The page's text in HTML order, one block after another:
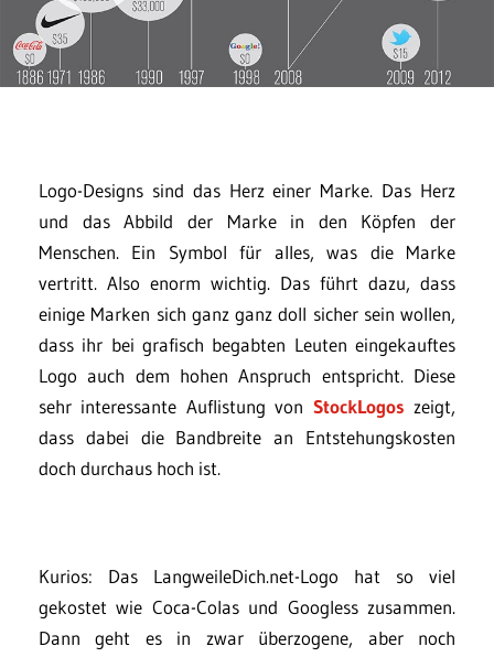
Logo-Designs sind das Herz einer Marke. Das Herz
und das Abbild der Marke in den Köpfen der
Menschen. Ein Symbol für alles, was die Marke
vertritt. Also enorm wichtig. Das führt dazu, dass
einige Marken sich ganz ganz doll sicher sein wollen,
dass ihr bei grafisch begabten Leuten eingekauftes
Logo auch dem hohen Anspruch entspricht. Diese
sehr interessante Auflistung von StockLogos zeigt,
dass dabei die Bandbreite an Entstehungskosten
doch durchaus hoch ist.
Kurios: Das LangweileDich.net-Logo hat so viel
gekostet wie Coca-Colas und Googless zusammen.
Dann geht es in zwar überzogene, aber noch